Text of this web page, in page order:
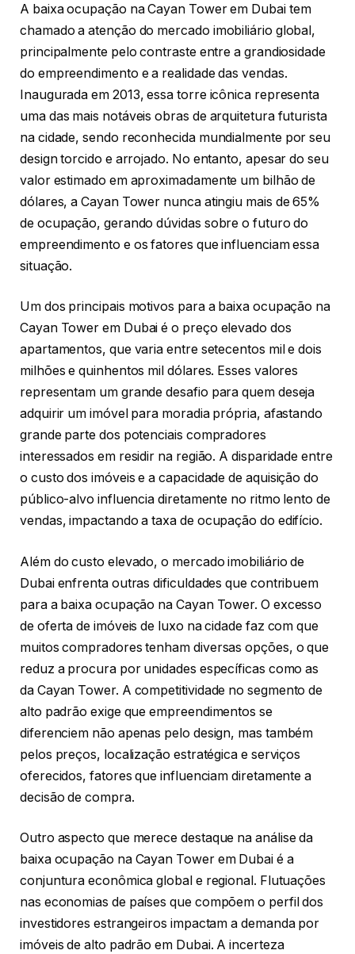
A baixa ocupação na Cayan Tower em Dubai tem
chamado a atenção do mercado imobiliário global,
principalmente pelo contraste entre a grandiosidade
do empreendimento e a realidade das vendas.
Inaugurada em 2013, essa torre icônica representa
uma das mais notáveis obras de arquitetura futurista
na cidade, sendo reconhecida mundialmente por seu
design torcido e arrojado. No entanto, apesar do seu
valor estimado em aproximadamente um bilhão de
dólares, a Cayan Tower nunca atingiu mais de 65%
de ocupação, gerando dúvidas sobre o futuro do
empreendimento e os fatores que influenciam essa
situação.
Um dos principais motivos para a baixa ocupação na
Cayan Tower em Dubai é o preço elevado dos
apartamentos, que varia entre setecentos mil e dois
milhões e quinhentos mil dólares. Esses valores
representam um grande desafio para quem deseja
adquirir um imóvel para moradia própria, afastando
grande parte dos potenciais compradores
interessados em residir na região. A disparidade entre
o custo dos imóveis e a capacidade de aquisição do
público-alvo influencia diretamente no ritmo lento de
vendas, impactando a taxa de ocupação do edifício.
Além do custo elevado, o mercado imobiliário de
Dubai enfrenta outras dificuldades que contribuem
para a baixa ocupação na Cayan Tower. O excesso
de oferta de imóveis de luxo na cidade faz com que
muitos compradores tenham diversas opções, o que
reduz a procura por unidades específicas como as
da Cayan Tower. A competitividade no segmento de
alto padrão exige que empreendimentos se
diferenciem não apenas pelo design, mas também
pelos preços, localização estratégica e serviços
oferecidos, fatores que influenciam diretamente a
decisão de compra.
Outro aspecto que merece destaque na análise da
baixa ocupação na Cayan Tower em Dubai é a
conjuntura econômica global e regional. Flutuações
nas economias de países que compõem o perfil dos
investidores estrangeiros impactam a demanda por
imóveis de alto padrão em Dubai. A incerteza